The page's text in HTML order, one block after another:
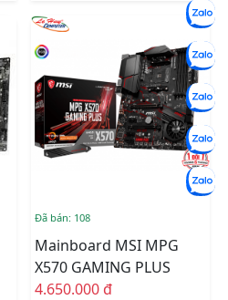
Đã bán: 108
Mainboard MSI MPG
X570 GAMING PLUS
4.650.000 đ